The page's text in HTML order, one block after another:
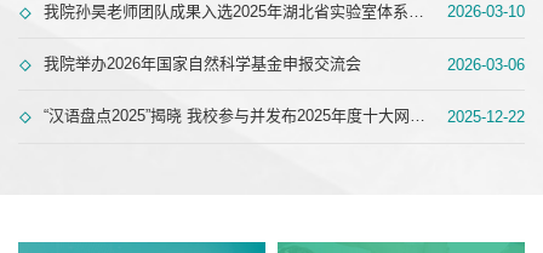
我院孙昊老师团队成果入选2025年湖北省实验室体系（大设施）亮点科技成果库 2026-03-10
我院举办2026年国家自然科学基金申报交流会 2026-03-06
“汉语盘点2025”揭晓 我校参与并发布2025年度十大网络流行语 2025-12-22